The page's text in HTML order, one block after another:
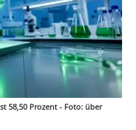
58,50 Prozent - Foto: über